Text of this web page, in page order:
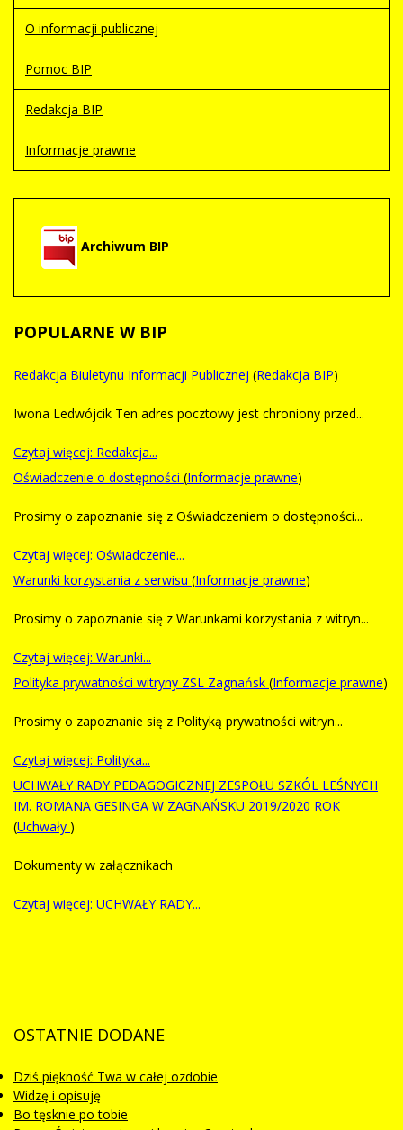
O informacji publicznej
Pomoc BIP
Redakcja BIP
Informacje prawne
Archiwum BIP
POPULARNE W BIP
Redakcja Biuletynu Informacji Publicznej (Redakcja BIP)
Iwona Ledwójcik Ten adres pocztowy jest chroniony przed...
Czytaj więcej: Redakcja...
Oświadczenie o dostępności (Informacje prawne)
Prosimy o zapoznanie się z Oświadczeniem o dostępności...
Czytaj więcej: Oświadczenie...
Warunki korzystania z serwisu (Informacje prawne)
Prosimy o zapoznanie się z Warunkami korzystania z witryn...
Czytaj więcej: Warunki...
Polityka prywatności witryny ZSL Zagnańsk (Informacje prawne)
Prosimy o zapoznanie się z Polityką prywatności witryn...
Czytaj więcej: Polityka...
UCHWAŁY RADY PEDAGOGICZNEJ ZESPOŁU SZKÓL LEŚNYCH
IM. ROMANA GESINGA W ZAGNAŃSKU 2019/2020 ROK
(Uchwały )
Dokumenty w załącznikach
Czytaj więcej: UCHWAŁY RADY...
OSTATNIE DODANE
Dziś piękność Twa w całej ozdobie
Widzę i opisuję
Bo tęsknie po tobie